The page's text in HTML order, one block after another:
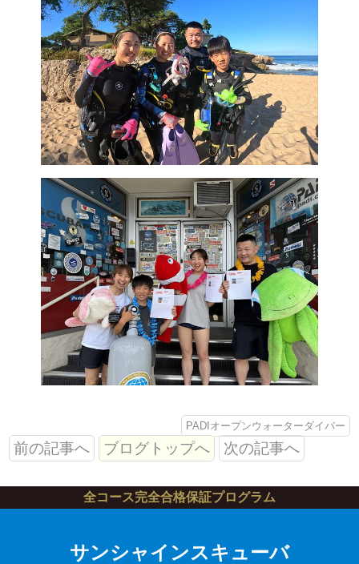
PADIオープンウォーターダイバー
前の記事へ ブログトップへ 次の記事へ
全コース完全合格保証プログラム
サンシャインスキューバ